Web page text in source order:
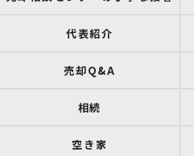
代表紹介
売却Q&A
相続
空き家